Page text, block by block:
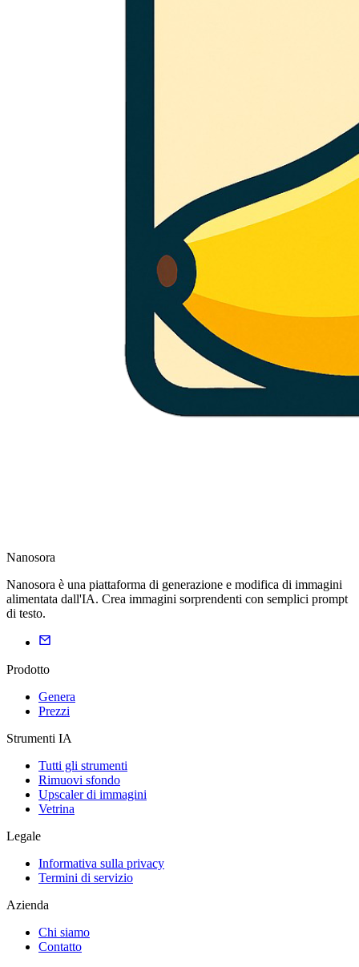
Nanosora
Nanosora è una piattaforma di generazione e modifica di immagini
alimentata dall'IA. Crea immagini sorprendenti con semplici prompt
di testo.
Prodotto
Genera
Prezzi
Strumenti IA
Tutti gli strumenti
Rimuovi sfondo
Upscaler di immagini
Vetrina
Legale
Informativa sulla privacy
Termini di servizio
Azienda
Chi siamo
Contatto